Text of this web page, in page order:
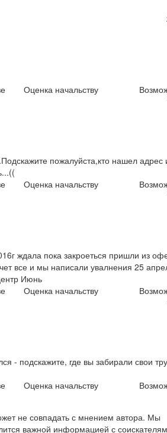
Оценка начальству
пожалуйста,кто нашел
Оценка начальству
ждала пока закроеться пришли из
все и мы написали увалнения 25
Июнь
Оценка начальству
- подскажите, где вы забирали свои
Оценка начальству
не совпадать с мнением автора. Мы
важной информацией с